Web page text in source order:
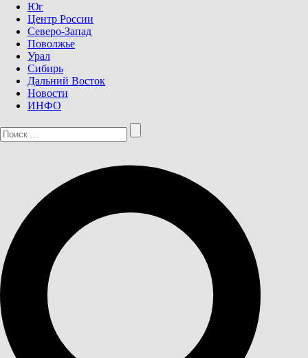
Юг
Центр России
Северо-Запад
Поволжье
Урал
Сибирь
Дальний Восток
Новости
ИНФО